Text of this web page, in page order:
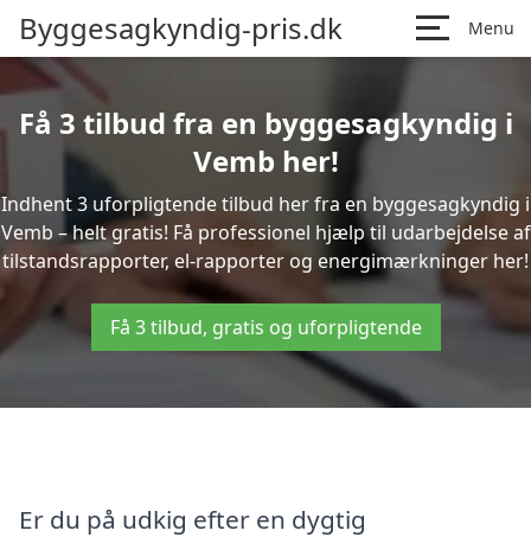
Byggesagkyndig-pris.dk Menu
Få 3 tilbud fra en byggesagkyndig i
Vemb her!
Indhent 3 uforpligtende tilbud her fra en byggesagkyndig i
Vemb – helt gratis! Få professionel hjælp til udarbejdelse af
tilstandsrapporter, el-rapporter og energimærkninger her!
Få 3 tilbud, gratis og uforpligtende
Er du på udkig efter en dygtig